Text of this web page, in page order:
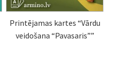
Printējamas kartes “Vārdu
veidošana “Pavasaris””